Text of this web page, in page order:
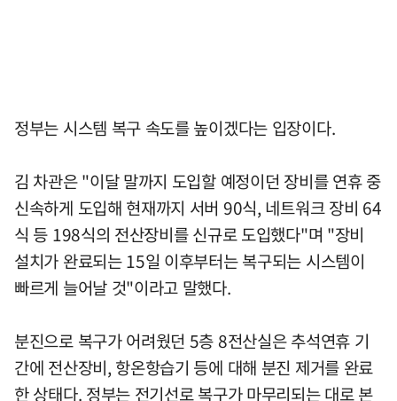
정부는 시스템 복구 속도를 높이겠다는 입장이다.
김 차관은 "이달 말까지 도입할 예정이던 장비를 연휴 중
신속하게 도입해 현재까지 서버 90식, 네트워크 장비 64
식 등 198식의 전산장비를 신규로 도입했다"며 "장비
설치가 완료되는 15일 이후부터는 복구되는 시스템이
빠르게 늘어날 것"이라고 말했다.
분진으로 복구가 어려웠던 5층 8전산실은 추석연휴 기
간에 전산장비, 항온항습기 등에 대해 분진 제거를 완료
한 상태다. 정부는 전기선로 복구가 마무리되는 대로 본